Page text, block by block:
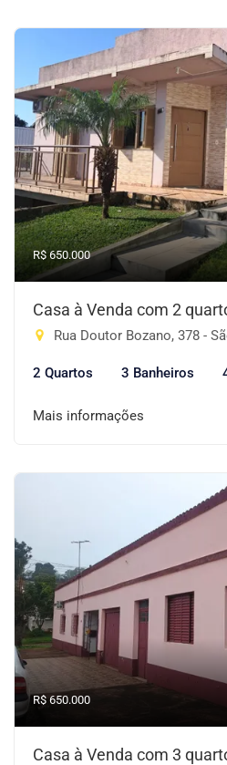
R$ 650.000
Casa à Venda com 2
Rua Doutor Bozano, 378 -
2 Quartos 3 Banheiros
Mais informações
R$ 650.000
Casa à Venda com 3